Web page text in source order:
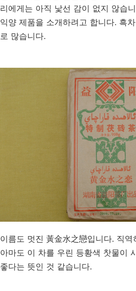
리에게는 아직 낯선 감이 없지 않습
익양 제품을 소개하려고 합니다. 흑
로 많습니다.
이름도 멋진 黃金水之戀입니다. 직
아마도 이 차를 우린 등황색 찻물이
좋다는 뜻인 것 같습니다.